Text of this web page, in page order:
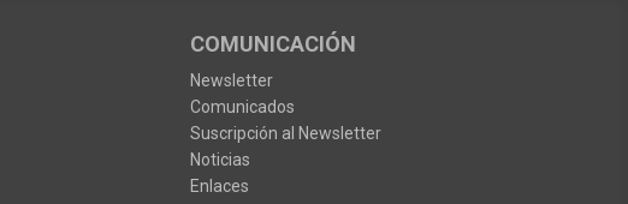
COMUNICACIÓN
Newsletter
Comunicados
Suscripción al Newsletter
Noticias
Enlaces